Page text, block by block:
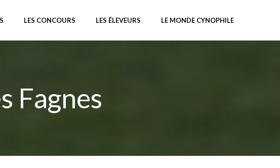
LES CONCOURS LES ÉLEVEURS LE MONDE CYNOPHILE
Fagnes